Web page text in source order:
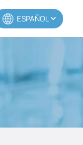
ESPAÑOL
Español